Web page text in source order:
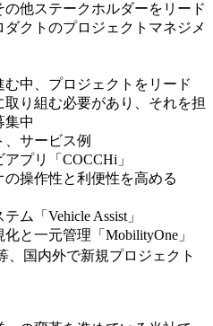
他ステークホルダーをリード
クトのプロジェクトマネジメ
中、プロジェクトをリード
り組む必要があり、それを担
集中
サービス例
プリ「COCCHi」
操作性と利便性を高める
「Vehicle Assist」
一元管理「MobilityOne」
国内外で新規プロジェクト